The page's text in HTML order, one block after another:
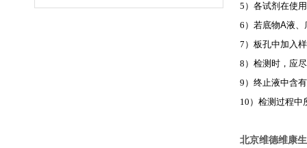
5）各试剂在使
6）若底物A液、
7）板孔中加入
8）检测时，应
9）终止液中含
10）检测过程中
北京维德维康